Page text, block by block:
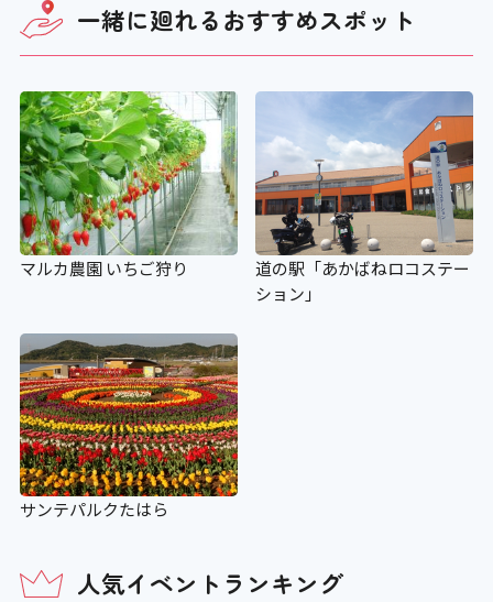
一緒に廻れるおすすめスポット
マルカ農園 いちご狩り
道の駅「あかばねロコステー
ション」
サンテパルクたはら
人気イベントランキング